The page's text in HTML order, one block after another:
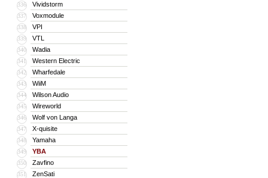
336 Vividstorm
337 Voxmodule
338 VPI
339 VTL
340 Wadia
341 Western Electric
342 Wharfedale
343 WiiM
344 Wilson Audio
345 Wireworld
346 Wolf von Langa
347 X-quisite
348 Yamaha
349 YBA
350 Zavfino
351 ZenSati